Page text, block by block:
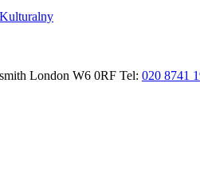
London W6 0RF Tel: 020 8741